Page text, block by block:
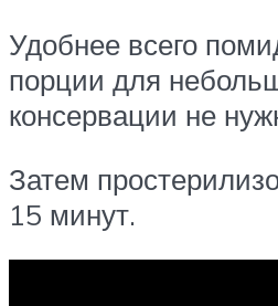
Удобнее всего
порции для
консервации не
Затем
15 минут.